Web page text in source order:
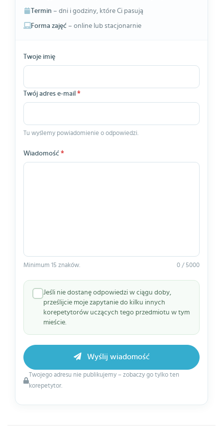
Termin – dni i godziny, które Ci pasują
Forma zajęć – online lub stacjonarnie
Twoje imię
Twój adres e-mail *
Tu wyślemy powiadomienie o odpowiedzi.
Wiadomość *
Minimum 15 znaków. 0 / 5000
Jeśli nie dostanę odpowiedzi w ciągu doby,
prześlijcie moje zapytanie do kilku innych
korepetytorów uczących tego przedmiotu w tym
mieście.
Twojego adresu nie publikujemy – zobaczy go tylko ten
korepetytor.
Wyślij wiadomość